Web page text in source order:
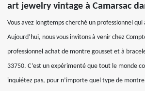
art jewelry vintage à Camarsac
Vous avez longtemps cherché un professionnel
Aujourd’hui, nous vous invitons à venir chez
professionnel achat de montre gousset et à
33750. C’est un expérimenté que tout le monde
inquiétez pas, pour n’importe quel type de